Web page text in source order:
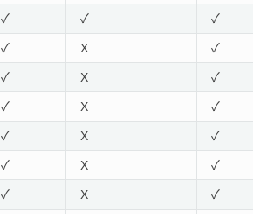
✓ ✓ ✓
✓ X ✓
✓ X ✓
✓ X ✓
✓ X ✓
✓ X ✓
✓ X ✓